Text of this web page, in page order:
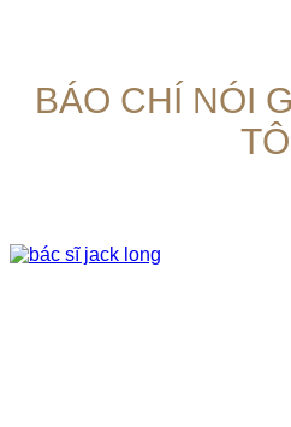
BÁO CHÍ NÓI